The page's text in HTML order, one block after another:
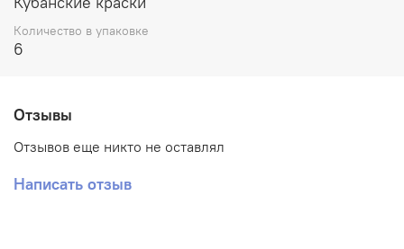
Количество в упаковке
6
Отзывы
Отзывов еще никто не оставлял
Написать отзыв